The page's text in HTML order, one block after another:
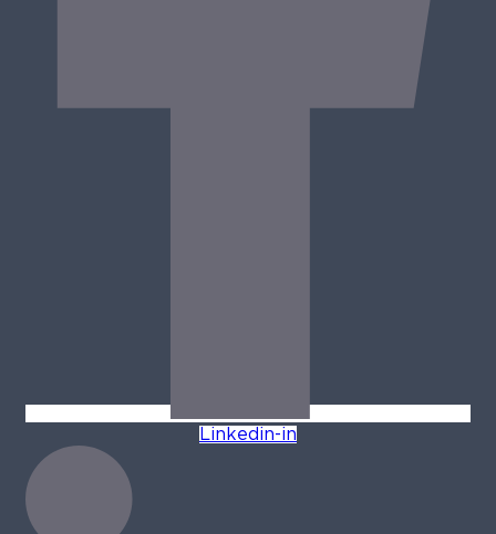
Linkedin-in